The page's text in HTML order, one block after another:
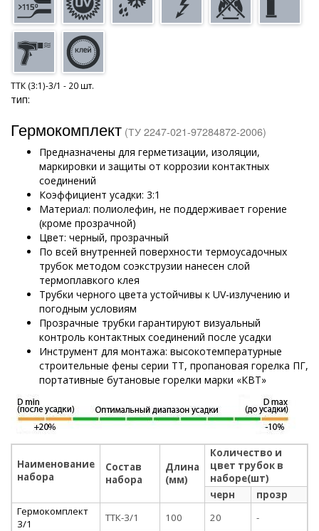
ТТК (3:1)-3/1 - 20 шт.
тип:
Гермокомплект (ТУ 2247-021-97284872-2006)
Предназначены для герметизации, изоляции,
маркировки и защиты от коррозии контактных
соединений
Коэффициент усадки: 3:1
Материал: полиолефин, не поддерживает горение
(кроме прозрачной)
Цвет: черный, прозрачный
По всей внутренней поверхности термоусадочных
трубок методом соэкструзии нанесен слой
термоплавкого клея
Трубки черного цвета устойчивы к UV-излучению и
погодным условиям
Прозрачные трубки гарантируют визуальный
контроль контактных соединений после усадки
Инструмент для монтажа: высокотемпературные
строительные фены серии ТТ, пропановая горелка ПГ,
портативные бутановые горелки марки «КВТ»
Наименование
набора
Состав
набора
Длина
(мм)
Количество и
цвет трубок в
наборе(шт)
черн
прозр
Гермокомплект
3/1
ТТК-3/1 100 20
-